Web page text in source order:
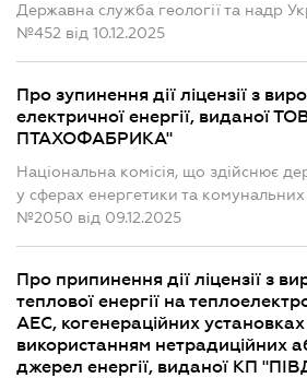
Державна служба геології та надр
№452 від 10.12.2025
Про зупинення дії ліцензії з
електричної енергії, виданої
ПТАХОФАБРИКА"
Національна комісія, що здійснює
у сферах енергетики та
№2050 від 09.12.2025
Про припинення дії ліцензії з
теплової енергії на
АЕС, когенераційних
використанням нетрадиційних
джерел енергії, виданої КП